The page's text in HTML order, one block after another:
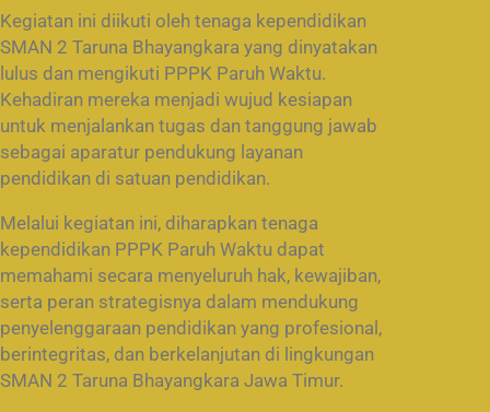
Kegiatan ini diikuti oleh tenaga kependidikan
SMAN 2 Taruna Bhayangkara yang dinyatakan
lulus dan mengikuti PPPK Paruh Waktu.
Kehadiran mereka menjadi wujud kesiapan
untuk menjalankan tugas dan tanggung jawab
sebagai aparatur pendukung layanan
pendidikan di satuan pendidikan.
Melalui kegiatan ini, diharapkan tenaga
kependidikan PPPK Paruh Waktu dapat
memahami secara menyeluruh hak, kewajiban,
serta peran strategisnya dalam mendukung
penyelenggaraan pendidikan yang profesional,
berintegritas, dan berkelanjutan di lingkungan
SMAN 2 Taruna Bhayangkara Jawa Timur.